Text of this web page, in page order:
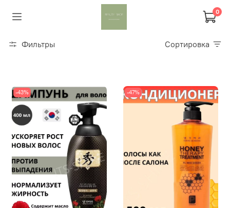
0
Фильтры Сортировка
-43% -47%